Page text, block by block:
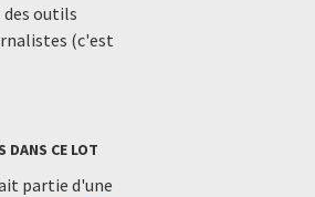
des outils
(c'est
DANS CE LOT
partie d'une